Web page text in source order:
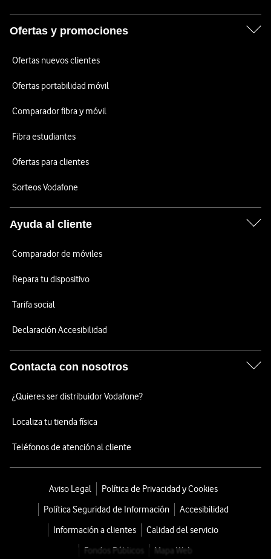
Ofertas y promociones
Ofertas nuevos clientes
Ofertas portabilidad móvil
Comparador fibra y móvil
Fibra estudiantes
Ofertas para clientes
Sorteos Vodafone
Ayuda al cliente
Comparador de móviles
Repara tu dispositivo
Tarifa social
Declaración Accesibilidad
Contacta con nosotros
¿Quieres ser distribuidor Vodafone?
Localiza tu tienda física
Teléfonos de atención al cliente
Aviso Legal
Política de Privacidad y Cookies
Política Seguridad de Información
Accesibilidad
Información a clientes
Calidad del servicio
Fondos Públicos
Mapa Web